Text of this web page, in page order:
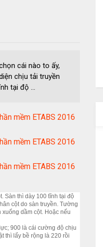
cái nào to ấy,
chịu tải truyền
tại độ ...
mềm ETABS 2016
mềm ETABS 2016
mềm ETABS 2016
Sàn thì dày 100 tĩnh tại độ
cột do sàn truyền. Tường
dầm cột. Hoặc nếu
900 là cái cường độ chịu
thì lấy bề rộng là 220 rồi